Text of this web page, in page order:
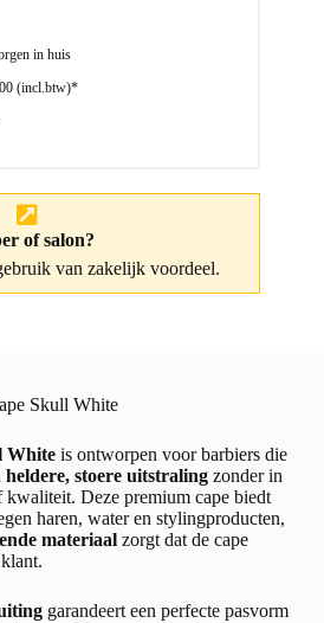
in huis
(incl.btw)*
of salon?
van zakelijk voordeel.
Skull White
White is ontworpen voor barbiers die
heldere, stoere uitstraling zonder in
Deze premium cape biedt
haren, water en stylingproducten,
materiaal zorgt dat de cape
garandeert een perfecte pasvorm